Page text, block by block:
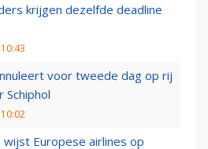
krijgen dezelfde deadline
voor tweede dag op rij
Schiphol
wijst Europese airlines op